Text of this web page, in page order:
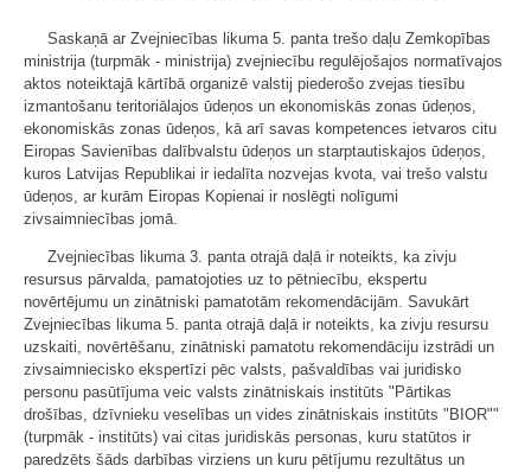
Saskaņā ar Zvejniecības likuma 5. panta trešo daļu Zemkopības
ministrija (turpmāk - ministrija) zvejniecību regulējošajos normatīvajos
aktos noteiktajā kārtībā organizē valstij piederošo zvejas tiesību
izmantošanu teritoriālajos ūdeņos un ekonomiskās zonas ūdeņos,
ekonomiskās zonas ūdeņos, kā arī savas kompetences ietvaros citu
Eiropas Savienības dalībvalstu ūdeņos un starptautiskajos ūdeņos,
kuros Latvijas Republikai ir iedalīta nozvejas kvota, vai trešo valstu
ūdeņos, ar kurām Eiropas Kopienai ir noslēgti nolīgumi
zivsaimniecības jomā.
Zvejniecības likuma 3. panta otrajā daļā ir noteikts, ka zivju
resursus pārvalda, pamatojoties uz to pētniecību, ekspertu
novērtējumu un zinātniski pamatotām rekomendācijām. Savukārt
Zvejniecības likuma 5. panta otrajā daļā ir noteikts, ka zivju resursu
uzskaiti, novērtēšanu, zinātniski pamatotu rekomendāciju izstrādi un
zivsaimniecisko ekspertīzi pēc valsts, pašvaldības vai juridisko
personu pasūtījuma veic valsts zinātniskais institūts "Pārtikas
drošības, dzīvnieku veselības un vides zinātniskais institūts "BIOR""
(turpmāk - institūts) vai citas juridiskās personas, kuru statūtos ir
paredzēts šāds darbības virziens un kuru pētījumu rezultātus un